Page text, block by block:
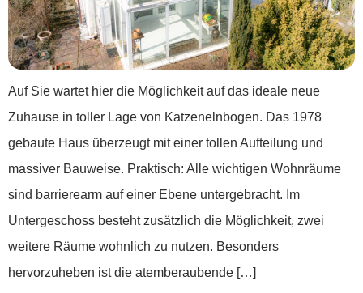
Auf Sie wartet hier die Möglichkeit auf das ideale neue
Zuhause in toller Lage von Katzenelnbogen. Das 1978
gebaute Haus überzeugt mit einer tollen Aufteilung und
massiver Bauweise. Praktisch: Alle wichtigen Wohnräume
sind barrierearm auf einer Ebene untergebracht. Im
Untergeschoss besteht zusätzlich die Möglichkeit, zwei
weitere Räume wohnlich zu nutzen. Besonders
hervorzuheben ist die atemberaubende […]